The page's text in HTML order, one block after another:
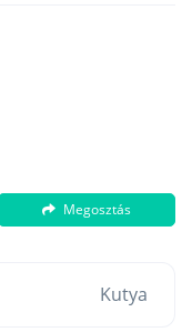
Megosztás
Kutya